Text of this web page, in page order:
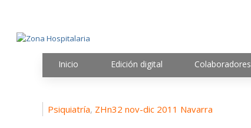
Inicio Edición digital Colaboradores
Psiquiatría, ZHn32 nov-dic 2011 Navarra